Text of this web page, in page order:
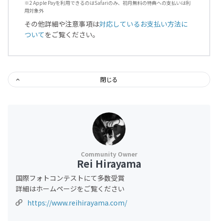
※2 Apple Payを利用できるのはSafariのみ、初月無料の特典への支払いは利
用対象外
その他詳細や注意事項は対応しているお支払い方法に
ついてをご覧ください。
閉じる
Rei Hirayama
国際フォトコンテストにて多数受賞
詳細はホームページをご覧ください
https://www.reihirayama.com/